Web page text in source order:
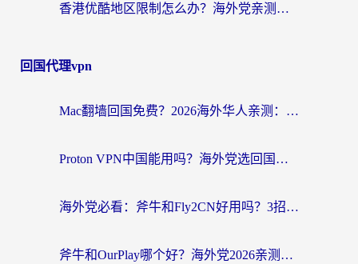
香港优酷地区限制怎么办？海外党亲测有效的追剧解决方案
回国代理vpn
Mac翻墙回国免费？2026海外华人亲测：从CCTV5直播到国内APP，这样选加速器才靠谱
Proton VPN中国能用吗？海外党选回国加速器的避坑指南（附番茄加速器实测）
海外党必看：斧牛和Fly2CN好用吗？3招教你选对回国加速器（附免费试用攻略）
斧牛和OurPlay哪个好？海外党2026亲测：选对加速器，国内资源秒加载